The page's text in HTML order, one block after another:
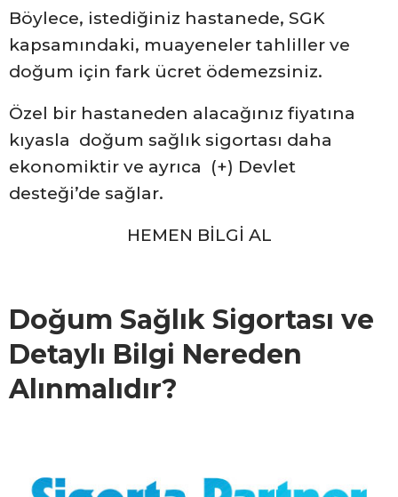
Böylece, istediğiniz hastanede, SGK
kapsamındaki, muayeneler tahliller ve
doğum için fark ücret ödemezsiniz.
Özel bir hastaneden alacağınız fiyatına
kıyasla doğum sağlık sigortası daha
ekonomiktir ve ayrıca (+) Devlet
desteği’de sağlar.
HEMEN BİLGİ AL
Doğum Sağlık Sigortası ve
Detaylı Bilgi Nereden
Alınmalıdır?